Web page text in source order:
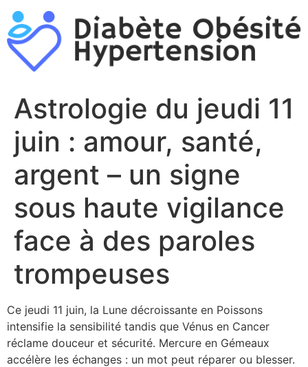
Aller
au
contenu
Astrologie du jeudi 11
juin : amour, santé,
argent – un signe
sous haute vigilance
face à des paroles
trompeuses
Ce jeudi 11 juin, la Lune décroissante en Poissons
intensifie la sensibilité tandis que Vénus en Cancer
réclame douceur et sécurité. Mercure en Gémeaux
accélère les échanges : un mot peut réparer ou blesser.